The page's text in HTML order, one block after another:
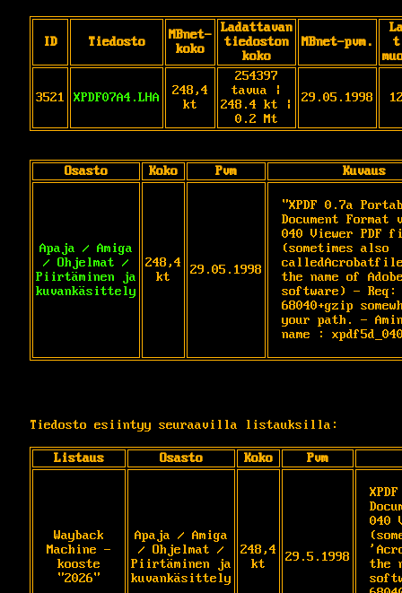
ID Tiedosto
MBnet-
koko
Ladattavan
tiedoston
koko
MBnet-pvm.
3521 XPDF07A4.LHA
248,4
kt
254397
tavua |
248.4 kt |
0.2 Mt
29.05.1998
Osasto Koko Pvm Kuvaus
Apaja / Amiga
/ Ohjelmat /
Piirtäminen ja
kuvankäsittely
248,4
kt
29.05.1998
"XPDF 0.7a
Document Format
040 Viewer PDF
(sometimes also
the name of
software) - Req:
68040+gzip
your path. -
name :
Tiedosto esiintyy seuraavilla listauksilla:
Listaus Osasto Koko Pvm
Wayback
Machine -
kooste
"2026"
Apaja / Amiga
/ Ohjelmat /
Piirtäminen ja
kuvankäsittely
248,4
kt
29.5.1998
040
the